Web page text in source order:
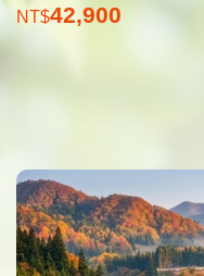
NT$42,900